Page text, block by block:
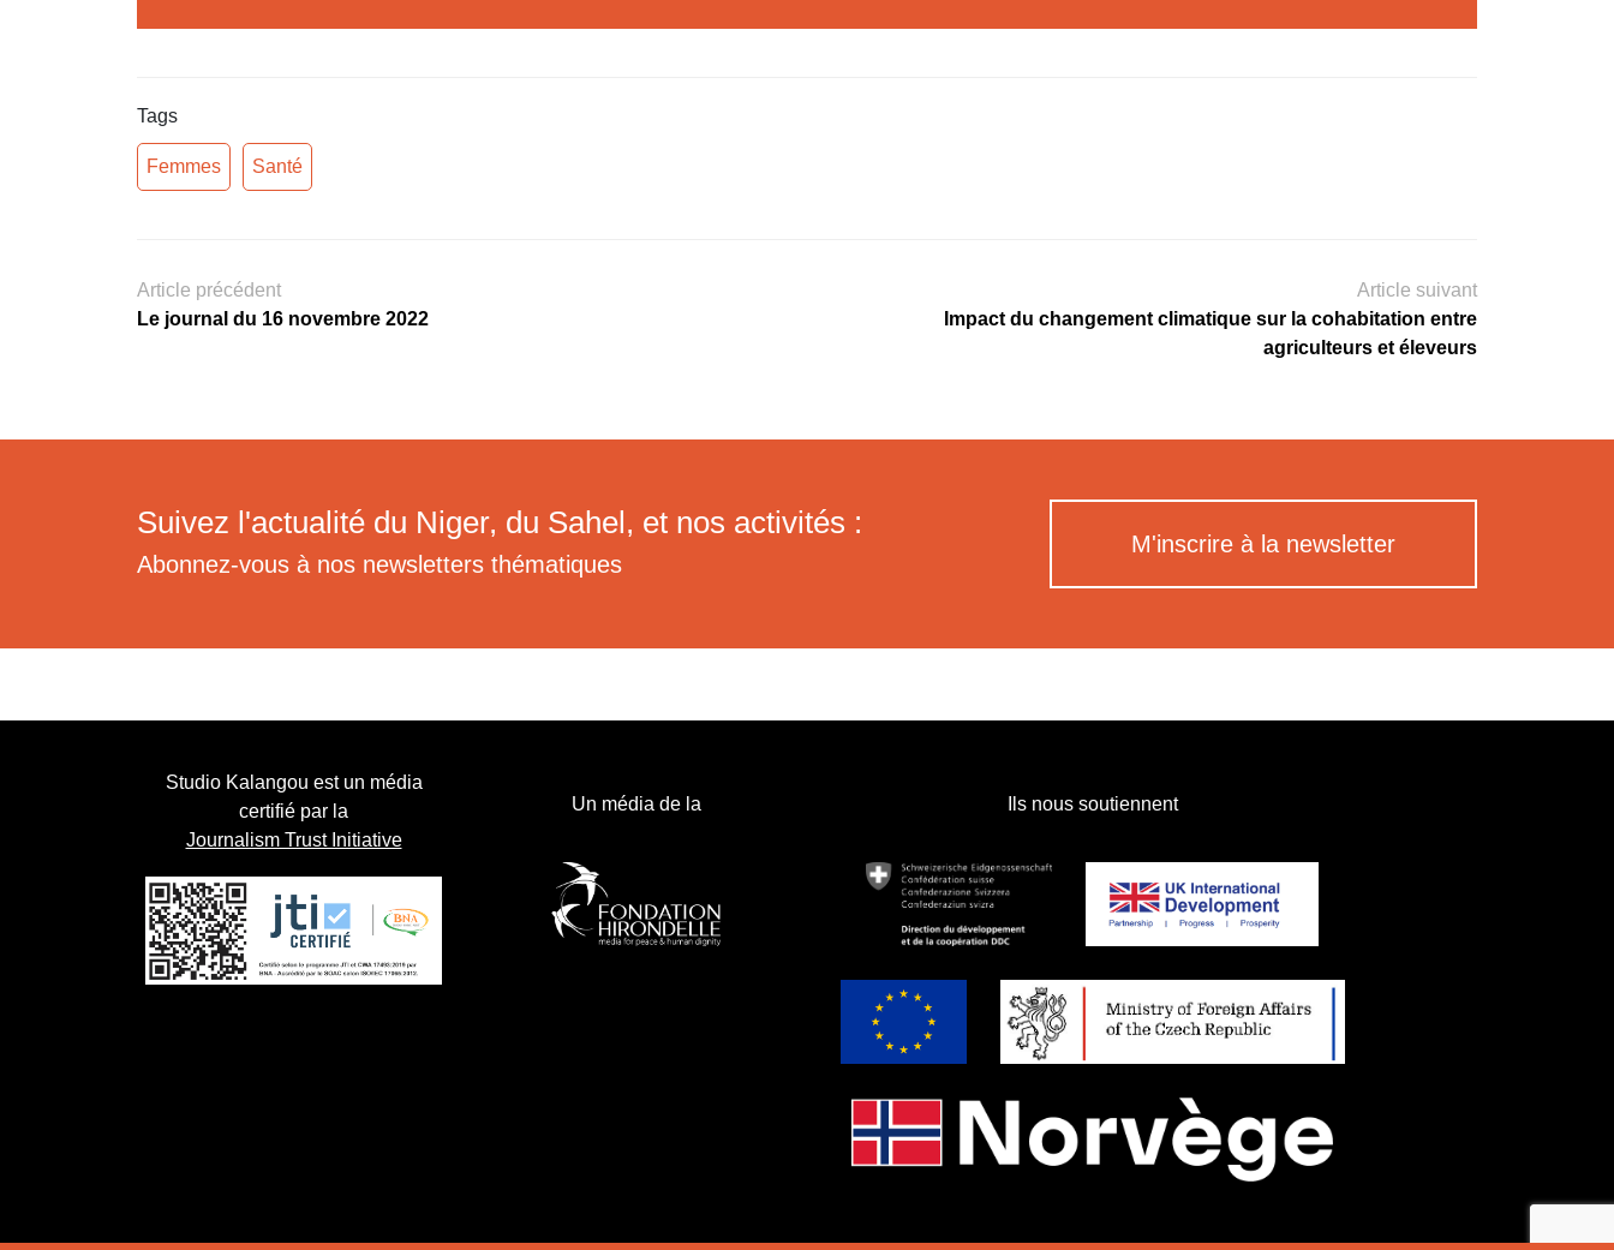
Tags
Femmes Santé
Article précédent
Le journal du 16 novembre 2022
Article suivant
Impact du changement climatique sur la cohabitation entre
agriculteurs et éleveurs
Suivez l'actualité du Niger, du Sahel, et nos activités :
Abonnez-vous à nos newsletters thématiques
M'inscrire à la newsletter
Studio Kalangou est un média
certifié par la
Journalism Trust Initiative
Un média de la Ils nous soutiennent